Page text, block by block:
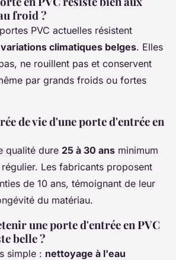
froid ?
PVC actuelles résistent
variations climatiques belges. Elles
ne rouillent pas et conservent
par grands froids ou fortes
de vie d'une porte d'entrée en
qualité dure 25 à 30 ans minimum
Les fabricants proposent
de 10 ans, témoignant de leur
du matériau.
une porte d'entrée en PVC
belle ?
simple : nettoyage à l'eau